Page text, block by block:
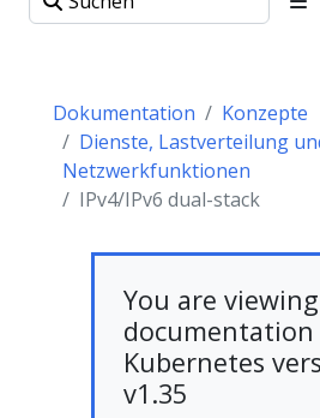
Dokumentation
Konzepte
Dienste, Lastverteilung
Netzwerkfunktionen
IPv4/IPv6 dual-stack
You are viewing
Kubernetes
v1.35